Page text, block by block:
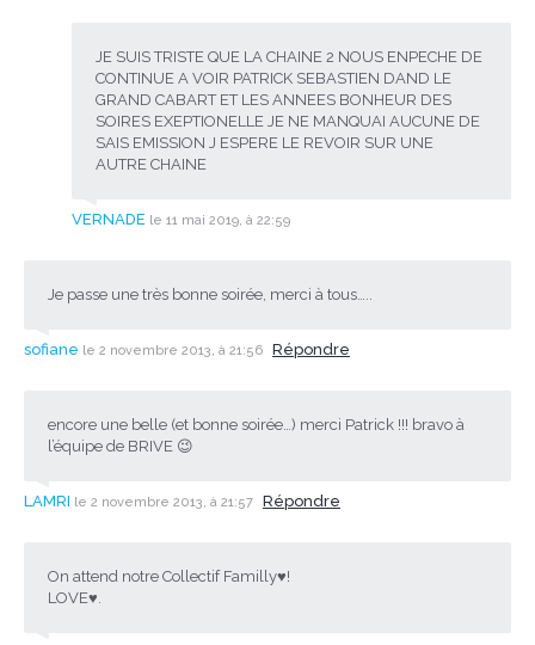
JE SUIS TRISTE QUE LA CHAINE 2 NOUS ENPECHE DE
CONTINUE A VOIR PATRICK SEBASTIEN DAND LE
GRAND CABART ET LES ANNEES BONHEUR DES
SOIRES EXEPTIONELLE JE NE MANQUAI AUCUNE DE
SAIS EMISSION J ESPERE LE REVOIR SUR UNE
AUTRE CHAINE
VERNADE le 11 mai 2019, à 22:59
Je passe une très bonne soirée, merci à tous…..
sofiane le 2 novembre 2013, à 21:56 Répondre
encore une belle (et bonne soirée…) merci Patrick !!! bravo à
l’équipe de BRIVE 😉
LAMRI le 2 novembre 2013, à 21:57 Répondre
On attend notre Collectif Familly♥!
LOVE♥.